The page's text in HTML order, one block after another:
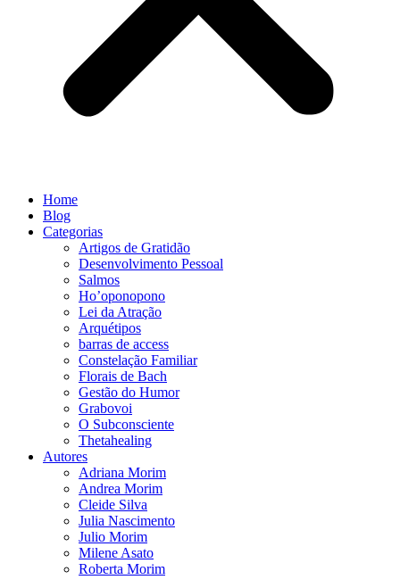
Home
Blog
Categorias
Artigos de Gratidão
Desenvolvimento Pessoal
Salmos
Ho’oponopono
Lei da Atração
Arquétipos
barras de access
Constelação Familiar
Florais de Bach
Gestão do Humor
Grabovoi
O Subconsciente
Thetahealing
Autores
Adriana Morim
Andrea Morim
Cleide Silva
Julia Nascimento
Julio Morim
Milene Asato
Roberta Morim